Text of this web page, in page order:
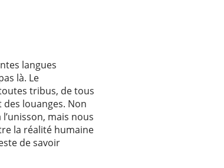
langues
là. Le
tribus, de tous
louanges. Non
mais nous
la réalité humaine
de savoir